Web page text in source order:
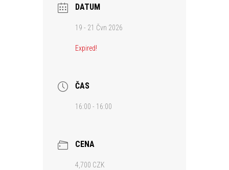
DATUM
19 - 21 Čvn 2026
Expired!
ČAS
16:00 - 16:00
CENA
4,700 CZK